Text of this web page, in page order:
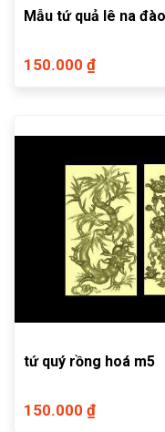
Mẫu tứ quả lê na
150.000 ₫
tứ quý rồng hoá m5
150.000 ₫